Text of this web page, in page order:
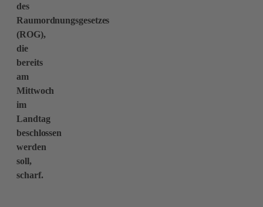
des
Raumordnungsgesetzes
(ROG),
die
bereits
am
Mittwoch
im
Landtag
beschlossen
werden
soll,
scharf.